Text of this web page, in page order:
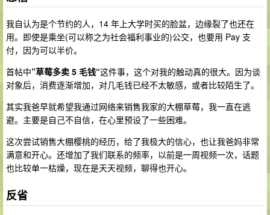
我自认为是个节约的人，14 年上大学时买的脸盆，边缘裂了也还在
用。即使是乘坐(可以称之为社会福利事业的)公交，也要用 Pay 支
付，因为可以半价。
首帖中”草莓多卖 5 毛钱“这件事，这个对我的触动真的很大。因为谈
对象后，消费逐渐增加，对几毛钱已经不太敏感，或者比较陌生了。
其实我爸早就希望我通过网络来销售我家的大棚草莓，我一直在逃
避。主要是自己不自信，在心里预设了一些困难。
这次尝试销售大棚樱桃的经历，给了我极大的信心，也让我爸妈非常
满意和开心。还增加了我们联系的频率，以前是一周视频一次，话题
也比较单一枯燥，现在是天天视频，聊得也开心。
反省